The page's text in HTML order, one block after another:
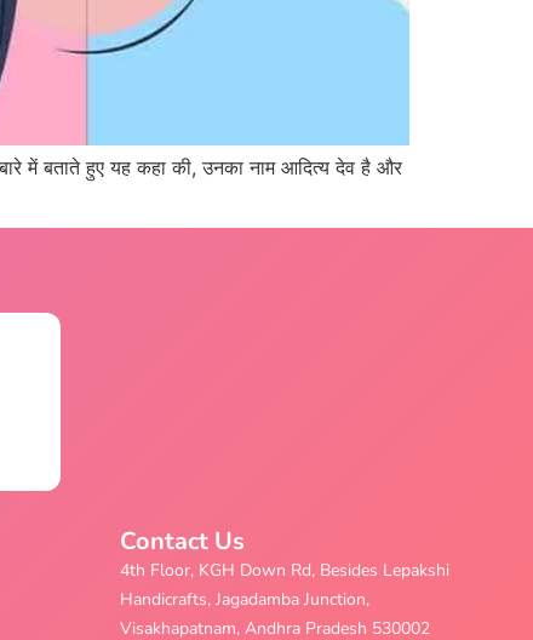
में बताते हुए यह कहा की, उनका नाम आदित्य देव है और
Contact Us
4th Floor, KGH Down Rd, Besides Lepakshi
Handicrafts, Jagadamba Junction,
Visakhapatnam, Andhra Pradesh 530002